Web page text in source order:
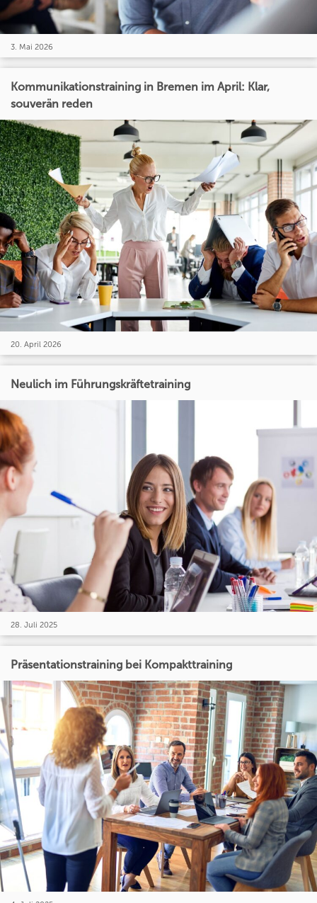
3. Mai 2026
Kommunikationstraining in Bremen im April: Klar,
souverän reden
20. April 2026
Neulich im Führungskräftetraining
28. Juli 2025
Präsentationstraining bei Kompakttraining